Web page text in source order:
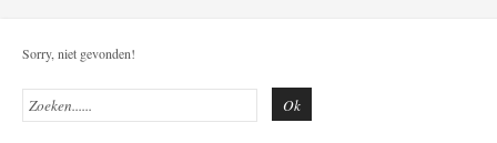
Sorry, niet gevonden!
Ok